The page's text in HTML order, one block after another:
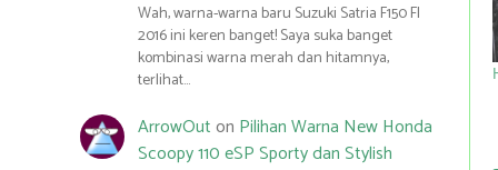
Wah, warna-warna baru Suzuki Satria F150 FI
2016 ini keren banget! Saya suka banget
kombinasi warna merah dan hitamnya,
terlihat…
ArrowOuton Pilihan Warna New Honda
Scoopy 110 eSP Sporty dan Stylish